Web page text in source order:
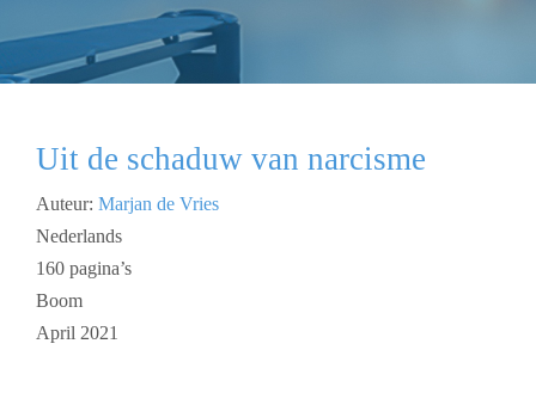
Uit de schaduw van narcisme
Auteur: Marjan de Vries
Nederlands
160 pagina’s
Boom
April 2021